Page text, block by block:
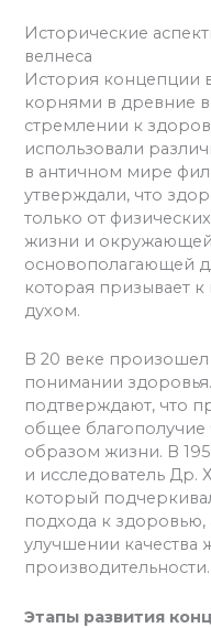
Исторические
велнеса
История концепции
корнями в древние
стремлении к
использовали
в античном мире
утверждали, что
только от
жизни и окружающей
основополагающей
которая призывает
духом.
В 20 веке произошел
понимании
подтверждают, что
общее благополучие
образом жизни. В
и исследователь Др.
который
подхода к
улучшении
производительности.
Этапы развития